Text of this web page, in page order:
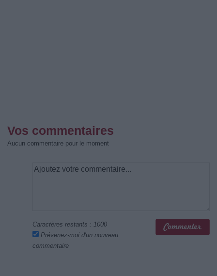
Vos commentaires
Aucun commentaire pour le moment
Caractères restants : 1000
Prévenez-moi d'un nouveau
commentaire